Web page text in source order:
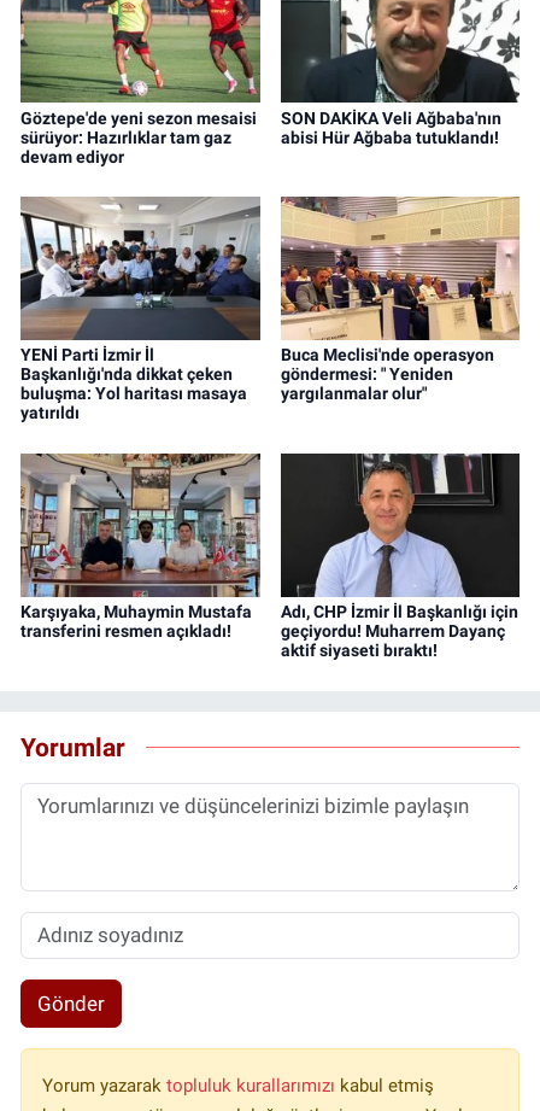
Göztepe'de yeni sezon mesaisi
sürüyor: Hazırlıklar tam gaz
devam ediyor
SON DAKİKA Veli Ağbaba'nın
abisi Hür Ağbaba tutuklandı!
YENİ Parti İzmir İl
Başkanlığı'nda dikkat çeken
buluşma: Yol haritası masaya
yatırıldı
Buca Meclisi'nde operasyon
göndermesi: " Yeniden
yargılanmalar olur"
Karşıyaka, Muhaymin Mustafa
transferini resmen açıkladı!
Adı, CHP İzmir İl Başkanlığı için
geçiyordu! Muharrem Dayanç
aktif siyaseti bıraktı!
Yorumlar
Gönder
Yorum yazarak topluluk kurallarımızı kabul etmiş